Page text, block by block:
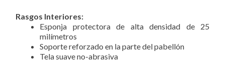
Rasgos Interiores:
Esponja protectora de alta densidad de 25
milímetros
Soporte reforzado en la parte del pabellón
Tela suave no-abrasiva